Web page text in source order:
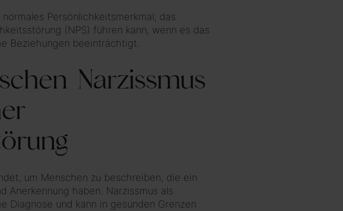
Persönlichkeitsmerkmal, das
(NPS) führen kann, wenn es das
Beziehungen beeinträchtigt.
Narzissmus
um Menschen zu beschreiben, die ein
Anerkennung haben. Narzissmus als
Diagnose und kann in gesunden Grenzen